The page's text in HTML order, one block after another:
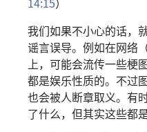
我们如果不小心的话，
谣言误导。例如在网络
上，可能会流传一些梗
都是娱乐性质的。不过
也会被人断章取义。有
了什么，但其实这些都